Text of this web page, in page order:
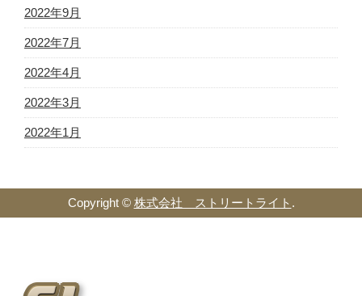
2022年9月
2022年7月
2022年4月
2022年3月
2022年1月
Copyright © 株式会社 ストリートライト .